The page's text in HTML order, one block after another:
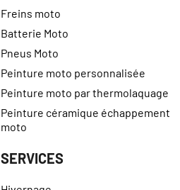
Freins moto
Batterie Moto
Pneus Moto
Peinture moto personnalisée
Peinture moto par thermolaquage
Peinture céramique échappement
moto
SERVICES